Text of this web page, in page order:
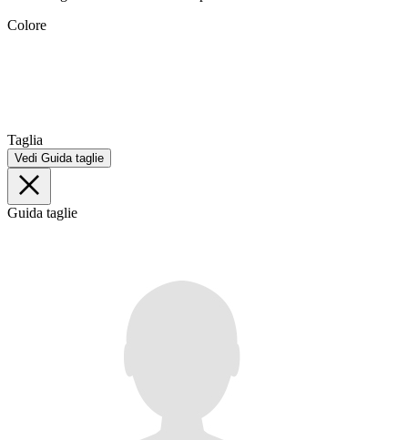
Colore
Taglia
Vedi Guida taglie
Guida taglie